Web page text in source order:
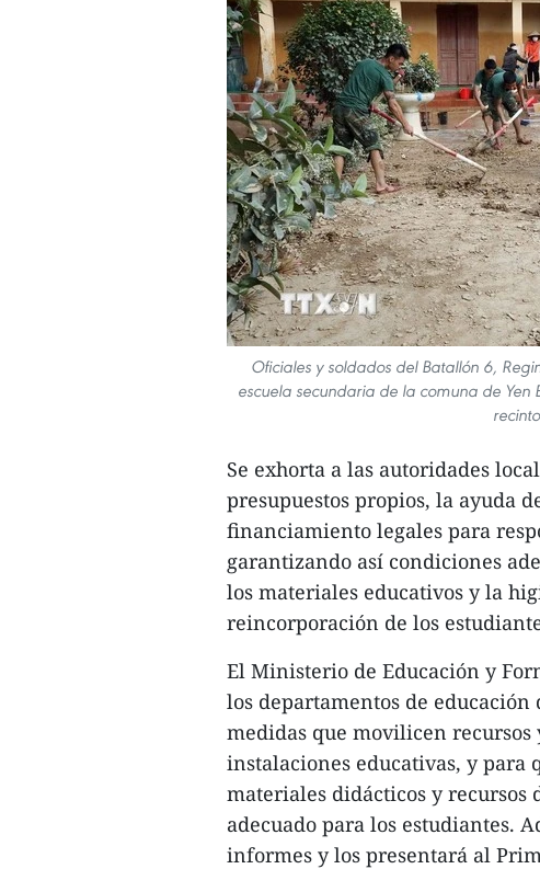
Oficiales y soldados del Batallón 6,
escuela secundaria de la comuna de
Se exhorta a las autoridades
presupuestos propios, la ayuda
financiamiento legales para
garantizando así condiciones
los materiales educativos y la
reincorporación de los
El Ministerio de Educación y
los departamentos de educación
medidas que movilicen
instalaciones educativas, y
materiales didácticos y recursos
adecuado para los estudiantes.
informes y los presentará al